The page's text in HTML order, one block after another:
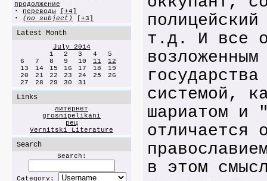
продолжение
· переводы
[+4]
· (no subject) [+3]
Latest Month
July 2014
1
2 3 4
5
6
7 8 9 10 11
12
13
14 15 16 17 18
19
20
21 22 23 24 25
26
27
28 29 30 31
Links
литернет
grosnipelikani
рец
Vernitski Literature
Search
Search:
Category:
т.д. И все
системой,
шариатом и
отличается
в этом